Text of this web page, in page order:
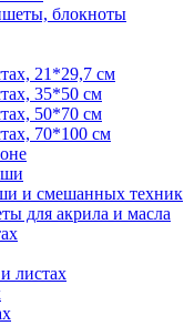
блокноты
21*29,7 см
35*50 см
50*70 см
70*100 см
и смешанных техник
для акрила и масла
листах